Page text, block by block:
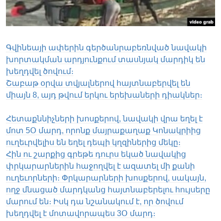
Գվինեայի ափերին գերծանրաբեռնված նավակի
խորտակման արդյունքում տասնյակ մարդիկ են
խեղդվել ծովում։
Շաբաթ օրվա տվյալներով հայտնաբերվել են
միայն 8, այդ թվում երկու երեխաների դիակներ։
Հետաքննիչների խոսքերով, նավակի վրա եղել է
մոտ 5Օ մարդ, որոնք մայրաքաղաք Կոնակրիից
ուղեւրվելիս են եղել դեպի կղզիներից մեկը։
Հին ու շարքից գրեթե դուրս եկած նավակից
փրկարարներին հաջողվել է ազատել մի քանի
ուղեւորների։ Փրկարարների խոսքերով, սակայն,
ողջ մնացած մարդկանց հայտնաբերելու հույսերը
մարում են։ Իսկ դա նշանակում է, որ ծովում
խեղդվել է մոտավորապես 3Օ մարդ։